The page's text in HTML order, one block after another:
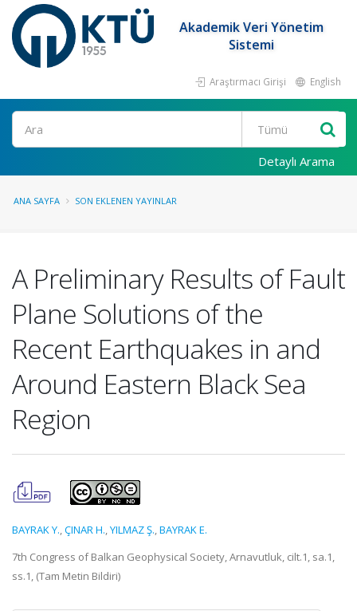
Akademik Veri Yönetim
Sistemi
Araştırmacı Girişi English
Ara
Detaylı Arama
ANA SAYFA SON EKLENEN YAYINLAR
A Preliminary Results of Fault
Plane Solutions of the
Recent Earthquakes in and
Around Eastern Black Sea
Region
BAYRAK Y.,ÇINAR H.,YILMAZ Ş.,BAYRAK E.
7th Congress of Balkan Geophysical Society, Arnavutluk, cilt.1, sa.1,
ss.1, (Tam Metin Bildiri)